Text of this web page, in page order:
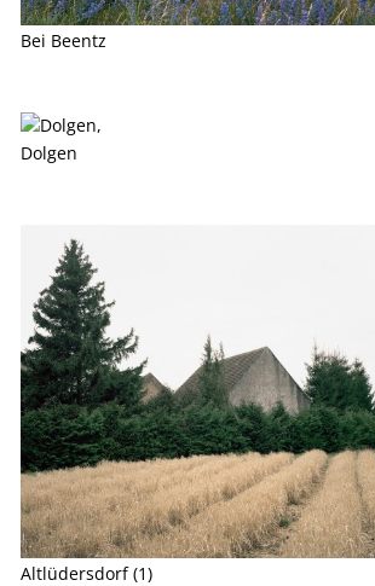
Bei Beentz
Dolgen
Altlüdersdorf (1)